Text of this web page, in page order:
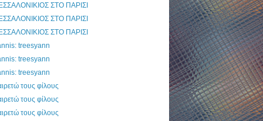
ΣΤΟ ΠΑΡΙΣΙ
ΣΤΟ ΠΑΡΙΣΙ
ΣΤΟ ΠΑΡΙΣΙ
treesyann
treesyann
treesyann
τους φίλους
τους φίλους
τους φίλους